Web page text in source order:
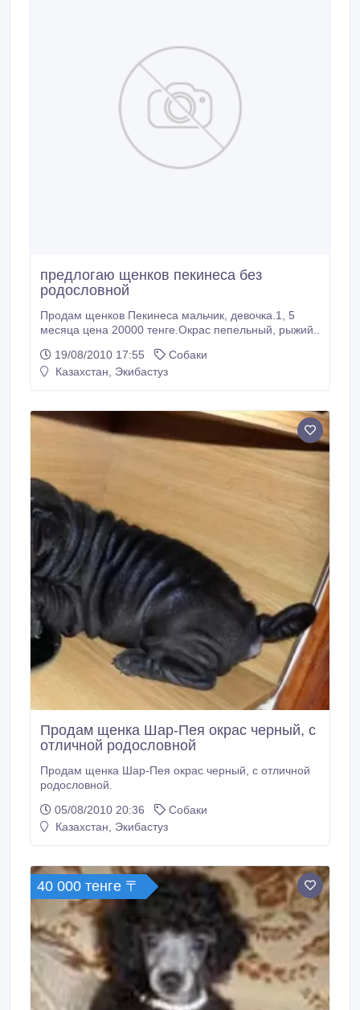
предлогаю щенков пекинеса без
родословной
Продам щенков Пекинеса мальчик, девочка.1, 5
месяца цена 20000 тенге.Окрас пепельный, рыжий..
19/08/2010 17:55
Собаки
Казахстан, Экибастуз
Продам щенка Шар-Пея окрас черный, с
отличной родословной
Продам щенка Шар-Пея окрас черный, с отличной
родословной.
05/08/2010 20:36
Собаки
Казахстан, Экибастуз
40 000 тенге 〒